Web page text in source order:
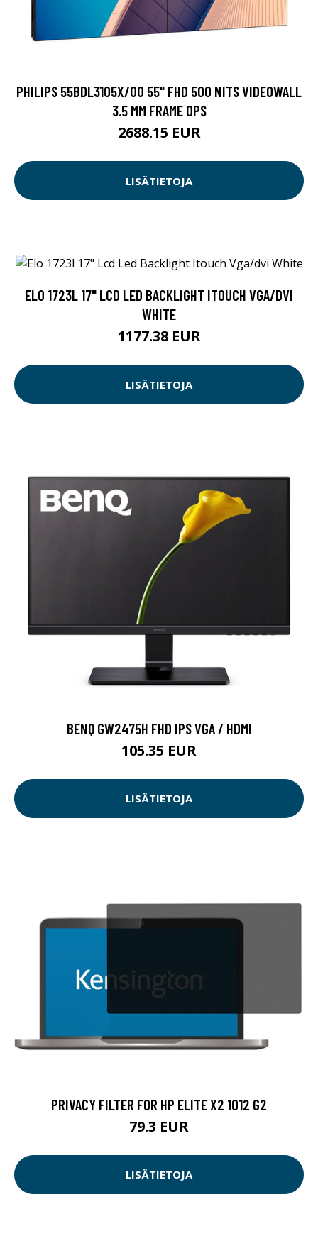
PHILIPS 55BDL3105X/00 55" FHD 500 NITS VIDEOWALL
3.5 MM FRAME OPS
2688.15 EUR
LISÄTIETOJA
ELO 1723L 17" LCD LED BACKLIGHT ITOUCH VGA/DVI
WHITE
1177.38 EUR
LISÄTIETOJA
BENQ GW2475H FHD IPS VGA / HDMI
105.35 EUR
LISÄTIETOJA
PRIVACY FILTER FOR HP ELITE X2 1012 G2
79.3 EUR
LISÄTIETOJA